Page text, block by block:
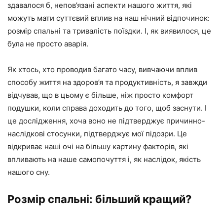
здавалося б, непов’язані аспекти нашого життя, які
можуть мати суттєвий вплив на наш нічний відпочинок:
розмір спальні та тривалість поїздки. І, як виявилося, це
була не просто аварія.
Як хтось, хто проводив багато часу, вивчаючи вплив
способу життя на здоров’я та продуктивність, я завжди
відчував, що в цьому є більше, ніж просто комфорт
подушки, коли справа доходить до того, щоб заснути. І
це дослідження, хоча воно не підтверджує причинно-
наслідкові стосунки, підтверджує мої підозри. Це
відкриває наші очі на більшу картину факторів, які
впливають на наше самопочуття і, як наслідок, якість
нашого сну.
Розмір спальні: більший кращий?